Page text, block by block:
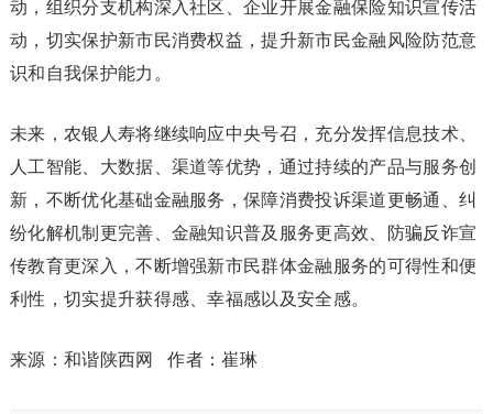
动，组织分支机构深入社区、企业开展金融保险知识宣传活
动，切实保护新市民消费权益，提升新市民金融风险防范意
识和自我保护能力。
未来，农银人寿将继续响应中央号召，充分发挥信息技术、
人工智能、大数据、渠道等优势，通过持续的产品与服务创
新，不断优化基础金融服务，保障消费投诉渠道更畅通、纠
纷化解机制更完善、金融知识普及服务更高效、防骗反诈宣
传教育更深入，不断增强新市民群体金融服务的可得性和便
利性，切实提升获得感、幸福感以及安全感。
来源：和谐陕西网 作者：崔琳